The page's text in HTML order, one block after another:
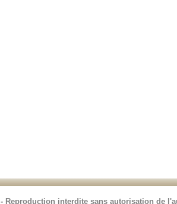
- Reproduction interdite sans autorisation de